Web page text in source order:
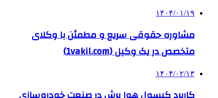
۱۴۰۴/۰۱/۱۹
مشاوره حقوقی سریع و مطمئن با وکلای
متخصص در یک وکیل (1vakil.com)
۱۴۰۴/۰۲/۱۳